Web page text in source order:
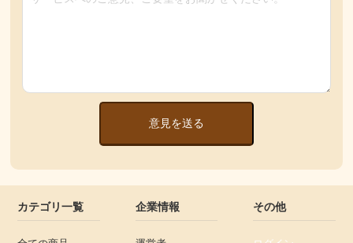
意見を送る
カテゴリ一覧 企業情報 その他